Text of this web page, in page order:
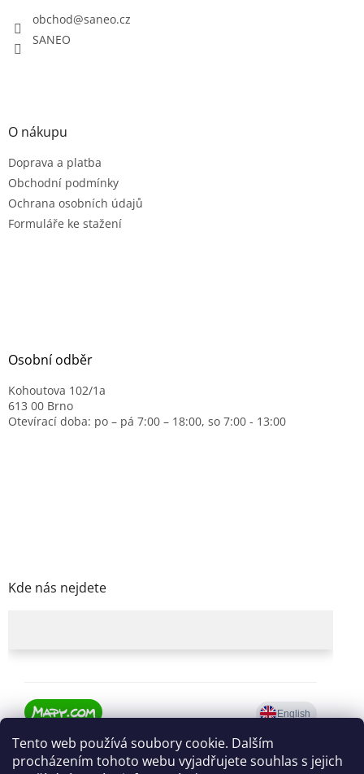
Tento web používá soubory cookie. Dalším
procházením tohoto webu vyjadřujete souhlas s jejich
obchod@saneo.cz
SANEO
O nákupu
Doprava a platba
Obchodní podmínky
Ochrana osobních údajů
Formuláře ke stažení
Osobní odběr
Kohoutova 102/1a
613 00 Brno
Otevírací doba: po – pá 7:00 – 18:00, so 7:00 - 13:00
Kde nás nejdete